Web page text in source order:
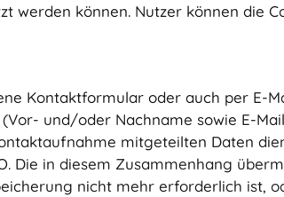
werden können. Nutzer können die
Kontaktformular oder auch per E-
und/oder Nachname sowie E-
mitgeteilten Daten
Die in diesem Zusammenhang
nicht mehr erforderlich ist,